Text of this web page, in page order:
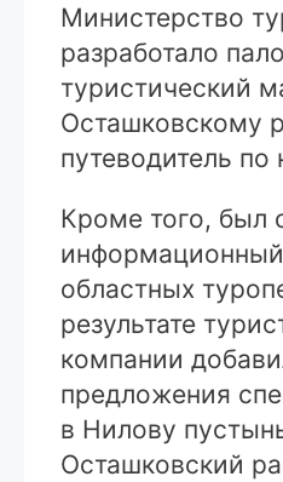
Министерство
разработало
туристический
Осташковскому
путеводитель по
Кроме того, был
областных
результате
компании
предложения
в Нилову
Осташковский